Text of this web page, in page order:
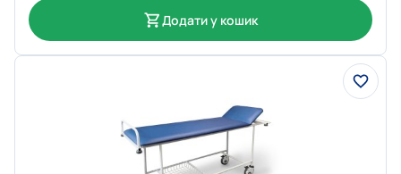
Додати у кошик